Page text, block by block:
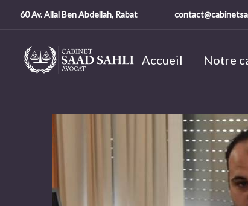
60 Av. Allal Ben Abdellah, Rabat
Accueil Notre